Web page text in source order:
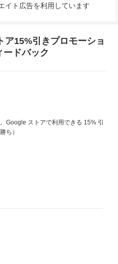
イト広告を利用しています
ア15%引きプロモーショ
ードバック
Google ストアで利用できる 15% 引
ち）